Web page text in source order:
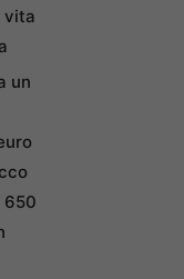
vita
un
650